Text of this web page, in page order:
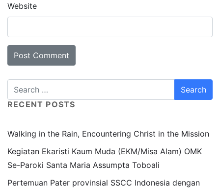
Website
RECENT POSTS
Walking in the Rain, Encountering Christ in the Mission
Kegiatan Ekaristi Kaum Muda (EKM/Misa Alam) OMK
Se-Paroki Santa Maria Assumpta Toboali
Pertemuan Pater provinsial SSCC Indonesia dengan